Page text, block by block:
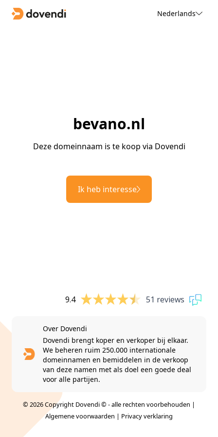
Nederlands
bevano.nl
Deze domeinnaam is te koop via Dovendi
Ik heb interesse
9.4 51 reviews
Over Dovendi
Dovendi brengt koper en verkoper bij elkaar.
We beheren ruim 250.000 internationale
domeinnamen en bemiddelen in de verkoop
van deze namen met als doel een goede deal
voor alle partijen.
© 2026 Copyright Dovendi © - alle rechten voorbehouden |
Algemene voorwaarden | Privacy verklaring